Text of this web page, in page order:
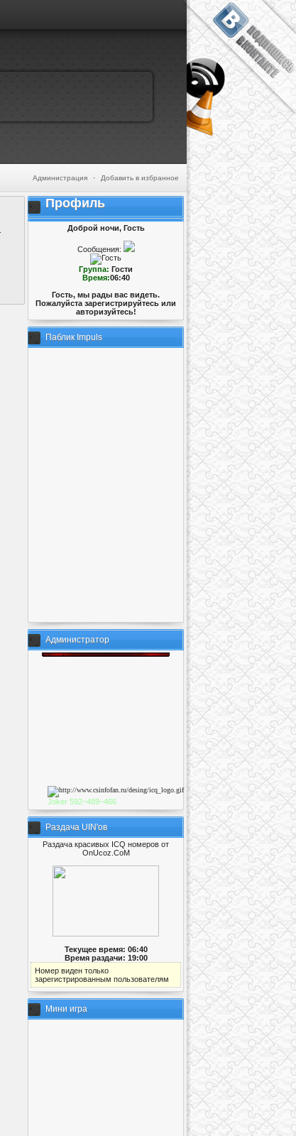
Администрация · Добавить в избранное
Профиль
Доброй ночи, Гость
Сообщения:
Группа: Гости
Время:06:40
Гость, мы рады вас видеть.
Пожалуйста зарегистрируйтесь или
авторизуйтесь!
Паблик Impuls
Администратор
Joker 592~489~466
Раздача UIN'ов
Раздача красивых ICQ номеров от
OnUcoz.CoM
Текущее время: 06:40
Время раздачи: 19:00
Номер виден только
зарегистрированным пользователям
Мини игра